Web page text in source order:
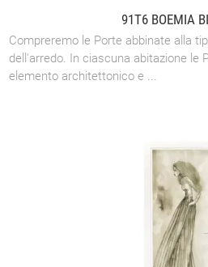
91T6 BOEMIA
Compreremo le Porte abbinate alla
dell'arredo. In ciascuna abitazione le
elemento architettonico e ...